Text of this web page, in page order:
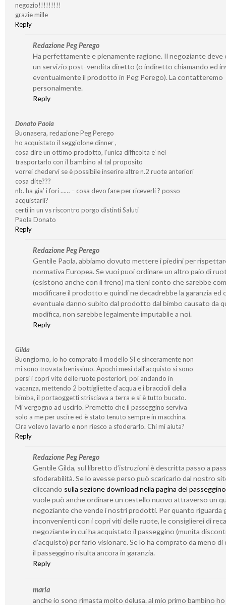
negozio!!!!!!!!!
grazie mille
Reply
Redazione Peg Perego
Ha perfettamente e pienamente ragione. Il negoziante deve
un servizio post-vendita diretto (o indiretto chiamando ed
eventualmente il prodotto in Peg Perego). La contatteremo
personalmente.
Reply
Donato Paola
Buonasera, redazione Peg Perego
ho acquistato il seggiolone dinner ,
cosa dire un ottimo prodotto, l’unica difficolta e’ nel
trasportarlo con il bambino al tal proposito
vorrei chedervi se è possibile inserire altre n.2 ruote anteriori
cosa dite???
nb. ha gia’ i fori …… – cosa devo fare per riceverli ? posso
acquistarli?
certi in un vs riscontro porgo distinti Saluti
Paola Donato
Reply
Redazione Peg Perego
Gentile Paola, abbiamo dovuto mettere i piedini per
normativa Europea. Se vuoi puoi ordinare un altro paio di
(esistono anche con il freno) ma tieni conto che sarebbe
modificare il prodotto e quindi ne decadrebbe la garanzia ed
eventuale danno subito dal prodotto dal bimbo causato da
modifica, non sarebbe legalmente imputabile a noi.
Reply
Gilda
Buongiorno, io ho comprato il modello SI e sinceramente non
mi sono trovata benissimo. Apochi mesi dall’acquisto si sono
persi i copri vite delle ruote posteriori, poi andando in
vacanza, mettendo 2 bottigliette d’acqua e i braccioli della
bimba, il portaoggetti strisciava a terra e si è tutto bucato.
Mi vergogno ad uscirlo. Premetto che il passeggino serviva
solo a me per uscire ed è stato tenuto sempre in macchina.
Ora volevo lavarlo e non riesco a sfoderarlo. Chi mi aiuta?
Reply
Redazione Peg Perego
Gentile Gilda, sul libretto d’istruzioni è descritta passo a
sfoderabilità. Se lo avesse perso può scaricarlo dal nostro
cliccando sulla sezione download nella pagina del
vuole può anche ordinare un cestello nuovo attraverso un
negoziante che vende i nostri prodotti. Per quanto riguarda
inconvenienti con i copri viti delle ruote, le consiglierei di
negoziante in cui ha acquistato il passeggino (munita
d’acquisto) per farlo visionare. Se lo ha comprato da meno di
il passeggino risulta ancora in garanzia.
Reply
maria
anche io sono rimasta molto delusa. al mio primo bambino ho